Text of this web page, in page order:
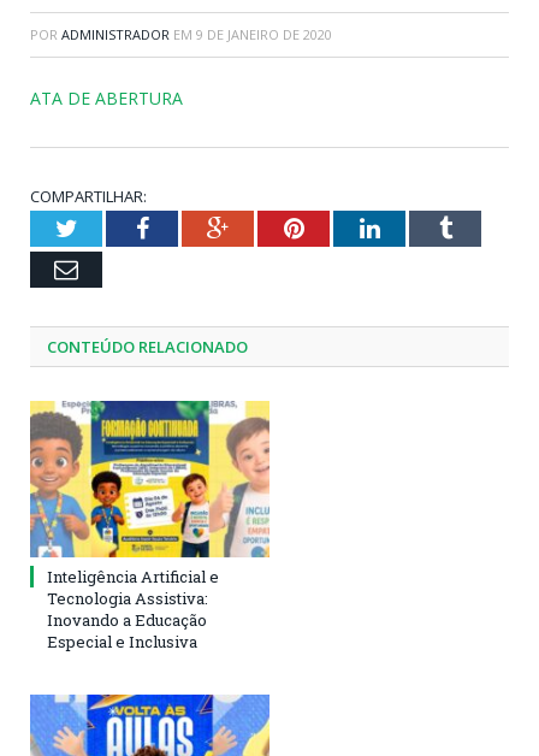
POR ADMINISTRADOR EM 9 DE JANEIRO DE 2020
ATA DE ABERTURA
COMPARTILHAR:
TwitterFacebookGoogle+PinterestLinkedInTumblr
Email
CONTEÚDO RELACIONADO
Inteligência Artificial e
Tecnologia Assistiva:
Inovando a Educação
Especial e Inclusiva